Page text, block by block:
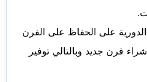
على الحفاظ على الفرن
فرن جديد وبالتالي توفير